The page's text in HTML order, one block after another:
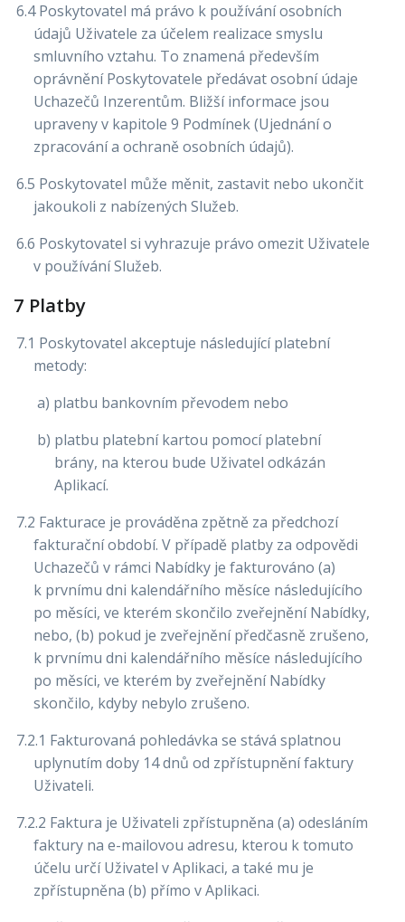
6.4 Poskytovatel má právo k používání osobních
údajů Uživatele za účelem realizace smyslu
smluvního vztahu. To znamená především
oprávnění Poskytovatele předávat osobní údaje
Uchazečů Inzerentům. Bližší informace jsou
upraveny v kapitole 9 Podmínek (Ujednání o
zpracování a ochraně osobních údajů).
6.5 Poskytovatel může měnit, zastavit nebo ukončit
jakoukoli z nabízených Služeb.
6.6 Poskytovatel si vyhrazuje právo omezit Uživatele
v používání Služeb.
7 Platby
7.1 Poskytovatel akceptuje následující platební
metody:
a) platbu bankovním převodem nebo
b) platbu platební kartou pomocí platební
brány, na kterou bude Uživatel odkázán
Aplikací.
7.2 Fakturace je prováděna zpětně za předchozí
fakturační období. V případě platby za odpovědi
Uchazečů v rámci Nabídky je fakturováno (a)
k prvnímu dni kalendářního měsíce následujícího
po měsíci, ve kterém skončilo zveřejnění Nabídky,
nebo, (b) pokud je zveřejnění předčasně zrušeno,
k prvnímu dni kalendářního měsíce následujícího
po měsíci, ve kterém by zveřejnění Nabídky
skončilo, kdyby nebylo zrušeno.
7.2.1 Fakturovaná pohledávka se stává splatnou
uplynutím doby 14 dnů od zpřístupnění faktury
Uživateli.
7.2.2 Faktura je Uživateli zpřístupněna (a) odesláním
faktury na e-mailovou adresu, kterou k tomuto
účelu určí Uživatel v Aplikaci, a také mu je
zpřístupněna (b) přímo v Aplikaci.